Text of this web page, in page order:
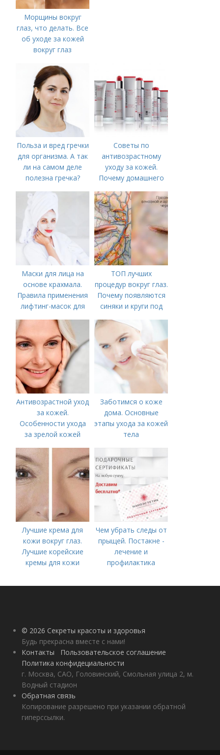
Морщины вокруг
глаз, что делать. Все
об уходе за кожей
вокруг глаз
Польза и вред гречки
для организма. А так
ли на самом деле
полезна гречка?
Советы по
антивозрастному
уходу за кожей.
Почему домашнего
Маски для лица на
основе крахмала.
Правила применения
лифтинг-масок для
ТОП лучших
процедур вокруг глаз.
Почему появляются
синяки и круги под
Антивозрастной уход
за кожей.
Особенности ухода
за зрелой кожей
Заботимся о коже
дома. Основные
этапы ухода за кожей
тела
Лучшие крема для
кожи вокруг глаз.
Лучшие корейские
кремы для кожи
году
Чем убрать следы от
прыщей. Постакне -
лечение и
профилактика
© 2026 Секреты красоты и здоровья
Будь прекрасна вместе с нами!
Контакты
Пользовательское соглашение
Политика конфидециальности
г. Москва, САО, Головинский, Смольная улица 2, м.
Водный стадион
Обратная связь
Копирование разрешено при указании обратной
гиперссылки.